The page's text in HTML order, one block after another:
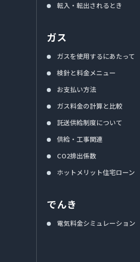
転入・転出されるとき
ガス
ガスを使用するにあたって
検針と料金メニュー
お支払い方法
ガス料金の計算と比較
託送供給制度について
供給・工事関連
CO2排出係数
ホットメリット住宅ローン
でんき
電気料金シミュレーション